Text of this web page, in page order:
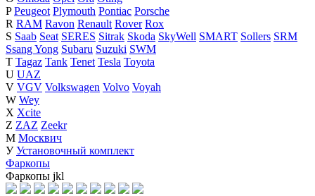
P Peugeot Plymouth Pontiac Porsche
R RAM Ravon Renault Rover Rox
S Saab Seat SERES Sitrak Skoda SkyWell SMART Sollers SRM
Ssang Yong Subaru Suzuki SWM
T Tagaz Tank Tenet Tesla Toyota
U UAZ
V VGV Volkswagen Volvo Voyah
W Wey
X Xcite
Z ZAZ Zeekr
М Москвич
У Установочный комплект
Фаркопы
Фаркопы jkl